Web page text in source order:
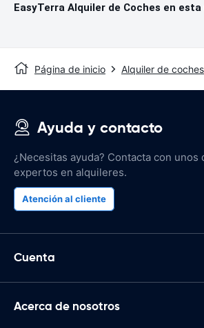
EasyTerra Alquiler de Coches en
Página de inicio Alquiler de
Ayuda y contacto
¿Necesitas ayuda? Contacta con unos
expertos en alquileres.
Atención al cliente
Cuenta
Acerca de nosotros